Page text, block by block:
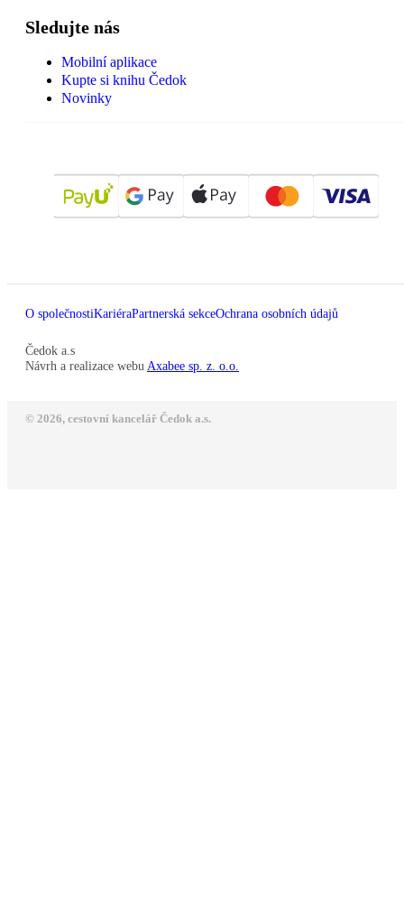
Sledujte nás
Mobilní aplikace
Kupte si knihu Čedok
Novinky
O společnostiKariéraPartnerská sekceOchrana osobních údajů
Čedok a.s
Návrh a realizace webu Axabee sp. z. o.o.
© 2026, cestovní kancelář Čedok a.s.